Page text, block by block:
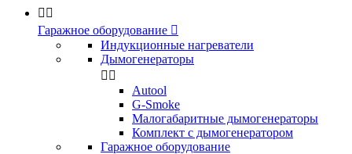
 
Гаражное оборудование 
Индукционные нагреватели
Дымогенераторы
 
Аutool
G-Smoke
Малогабаритные дымогенераторы
Комплект с дымогенератором
Гаражное оборудование